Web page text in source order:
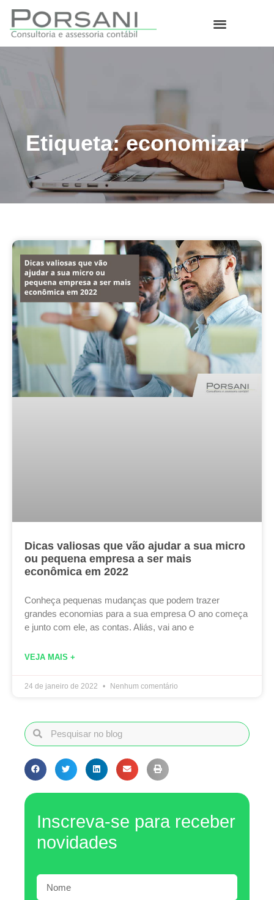
Etiqueta: economizar
Dicas valiosas que vão ajudar a sua micro
ou pequena empresa a ser mais
econômica em 2022
Conheça pequenas mudanças que podem trazer
grandes economias para a sua empresa O ano começa
e junto com ele, as contas. Aliás, vai ano e
VEJA MAIS +
24 de janeiro de 2022 Nenhum comentário
Inscreva-se para receber
novidades